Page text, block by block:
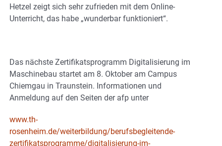
Hetzel zeigt sich sehr zufrieden mit dem Online-
Unterricht, das habe „wunderbar funktioniert“.
Das nächste Zertifikatsprogramm Digitalisierung im
Maschinebau startet am 8. Oktober am Campus
Chiemgau in Traunstein. Informationen und
Anmeldung auf den Seiten der afp unter
www.th-
rosenheim.de/weiterbildung/berufsbegleitende-
zertifikatsprogramme/digitalisierung-im-